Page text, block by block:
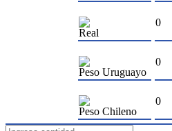
Real
0
Peso Uruguayo
0
Peso Chileno
0